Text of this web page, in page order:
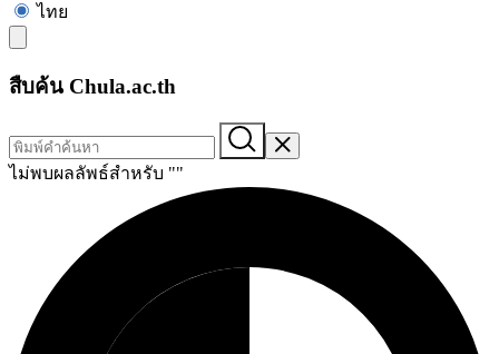
ไทย
สืบค้น Chula.ac.th
ไม่พบผลลัพธ์สำหรับ ""